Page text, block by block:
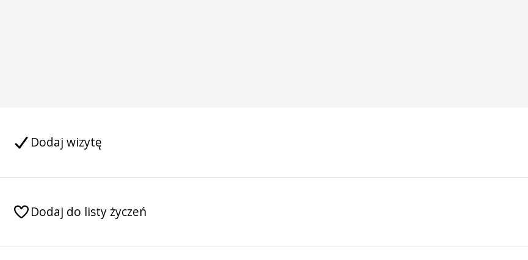
Dodaj wizytę
Dodaj do listy życzeń